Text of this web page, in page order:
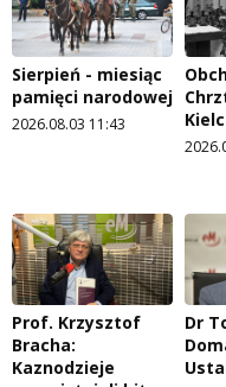
Sierpień - miesiąc
pamięci narodowej
2026.08.03 11:43
Prof. Krzysztof
Bracha:
Kaznodzieje
Dr